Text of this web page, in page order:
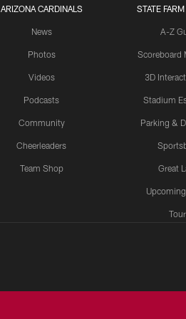
ARIZONA CARDINALS
News
Photos
Videos
Podcasts
Community
Cheerleaders
Team Shop
STATE
A-Z
Scoreboard
3D
Stadium
Parking &
Great